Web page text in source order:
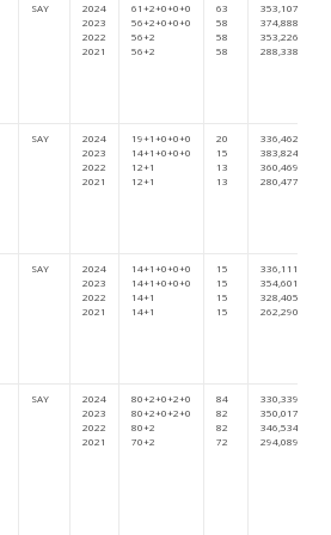
SAY
2024
2023
2022
2021
61+2+0+0+0
56+2+0+0+0
56+2
56+2
63
58
58
58
353,10746
374,88868
353,22627
288,33854
SAY
2024
2023
2022
2021
19+1+0+0+0
14+1+0+0+0
12+1
12+1
20
15
13
13
336,46233
383,82469
360,46951
280,47760
SAY
2024
2023
2022
2021
14+1+0+0+0
14+1+0+0+0
14+1
14+1
15
15
15
15
336,11133
354,60132
328,40565
262,29092
SAY
2024
2023
2022
2021
80+2+0+2+0
80+2+0+2+0
80+2
70+2
84
82
82
72
330,33941
350,01794
346,53437
294,08935